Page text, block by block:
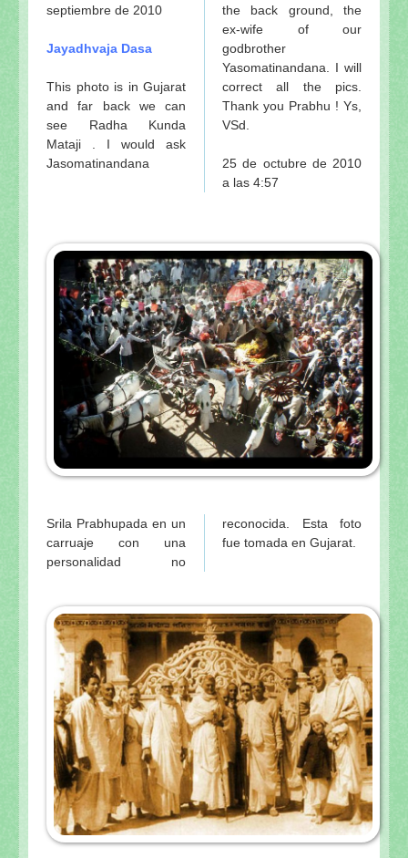
septiembre de 2010
Jayadhvaja Dasa
This photo is in Gujarat
and far back we can
see Radha Kunda
Mataji . I would ask
Jasomatinandana
the back ground, the
ex-wife of our
godbrother
Yasomatinandana. I will
correct all the pics.
Thank you Prabhu ! Ys,
VSd.
25 de octubre de 2010
a las 4:57
Srila Prabhupada en un
carruaje con una
personalidad no
reconocida. Esta foto
fue tomada en Gujarat.